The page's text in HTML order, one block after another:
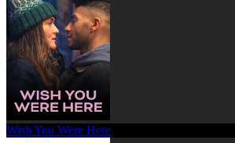
Wish You Were Here